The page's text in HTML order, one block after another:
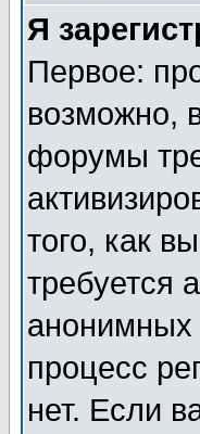
Я
Первое:
возможно,
форумы
того, как
требуется
анонимных
процесс
нет. Если